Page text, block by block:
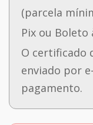
(parcela
Pix ou Boleto
O certificado
enviado por
pagamento.